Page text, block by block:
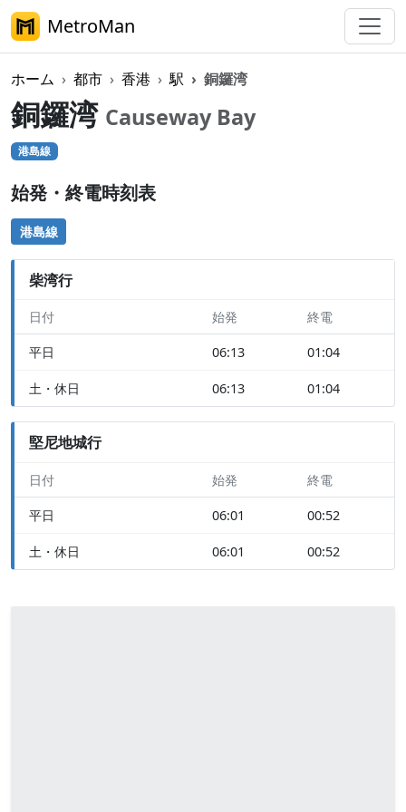
MetroMan
ホーム 都市 香港 駅 銅鑼湾
銅鑼湾 Causeway Bay
港島線
始発・終電時刻表
港島線
柴湾行
日付 始発 終電
平日 06:13 01:04
土・休日 06:13 01:04
堅尼地城行
日付 始発 終電
平日 06:01 00:52
土・休日 06:01 00:52